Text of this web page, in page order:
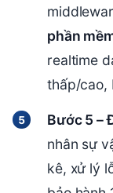
phần
realtime
thấp/cao,
Bước 5 –
nhân sự
kê, xử lý